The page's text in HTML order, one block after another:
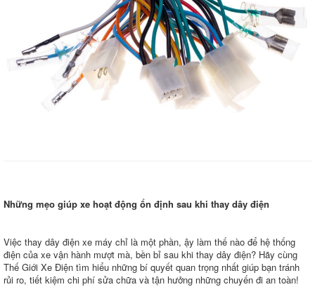
Những mẹo giúp xe hoạt động ổn định sau khi thay dây điện
Việc thay dây điện xe máy chỉ là một phần, ậy làm thế nào để hệ thống
điện của xe vận hành mượt mà, bền bỉ sau khi thay dây điện? Hãy cùng
Thế Giới Xe Điện tìm hiểu những bí quyết quan trọng nhất giúp bạn tránh
rủi ro, tiết kiệm chi phí sửa chữa và tận hưởng những chuyến đi an toàn!